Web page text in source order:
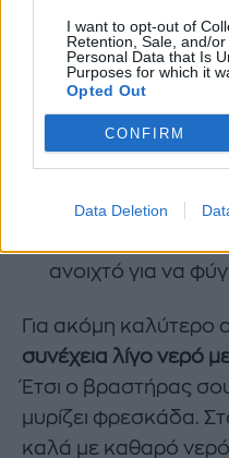
I want to opt-out of
Retention, Sale, and/
Personal Data that Is
Purposes for which it
Opted Out
CONFIRM
Data Deletion
Σούρωσε τον
αφαιρέσεις
Ρίξε τον χυμό
βράσε τον.
Άφησε το μείγμα
για περίπου 30
ανοιχτό για να
Για ακόμη καλύτερο
συνέχεια λίγο νερό
Έτσι ο βραστήρας
μυρίζει φρεσκάδα.
καλά με καθαρό